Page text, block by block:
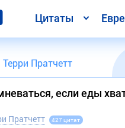
Цитаты
Терри Пратчетт
если еды
Пратчетт 427 цитат